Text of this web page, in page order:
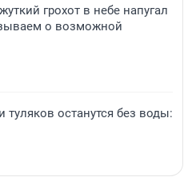
грохот в небе напугал
о возможной
туляков останутся без воды: